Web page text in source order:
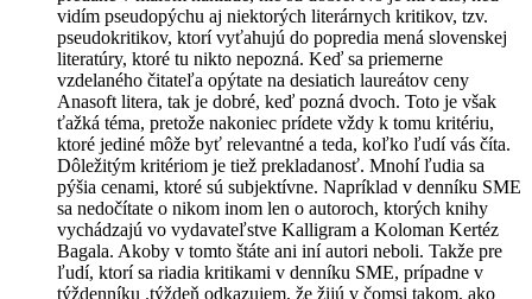
vidím pseudopýchu aj niektorých literárnych kritikov, tzv.
pseudokritikov, ktorí vyťahujú do popredia mená slovenskej
literatúry, ktoré tu nikto nepozná. Keď sa priemerne
vzdelaného čitateľa opýtate na desiatich laureátov ceny
Anasoft litera, tak je dobré, keď pozná dvoch. Toto je však
ťažká téma, pretože nakoniec prídete vždy k tomu kritériu,
ktoré jediné môže byť relevantné a teda, koľko ľudí vás číta.
Dôležitým kritériom je tiež prekladanosť. Mnohí ľudia sa
pýšia cenami, ktoré sú subjektívne. Napríklad v denníku SME
sa nedočítate o nikom inom len o autoroch, ktorých knihy
vychádzajú vo vydavateľstve Kalligram a Koloman Kertéz
Bagala. Akoby v tomto štáte ani iní autori neboli. Takže pre
ľudí, ktorí sa riadia kritikami v denníku SME, prípadne v
týždenníku .týždeň odkazujem, že žijú v čomsi takom, ako